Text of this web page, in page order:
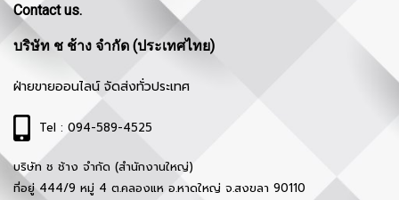
Contact us.
บริษัท ช ช้าง จำกัด (ประเทศไทย)
ฝ่ายขายออนไลน์ จัดส่งทั่วประเทศ
Tel : 094-589-4525
บริษัท ช ช้าง จำกัด (สำนักงานใหญ่)
ที่อยู่ 444/9 หมู่ 4 ต.คลองแห อ.หาดใหญ่ จ.สงขลา 90110